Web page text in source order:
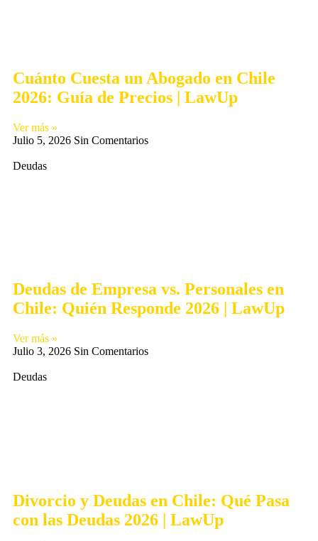
Cuánto Cuesta un Abogado en Chile
2026: Guía de Precios | LawUp
Ver más »
Julio 5, 2026 Sin Comentarios
Deudas
Deudas de Empresa vs. Personales en
Chile: Quién Responde 2026 | LawUp
Ver más »
Julio 3, 2026 Sin Comentarios
Deudas
Divorcio y Deudas en Chile: Qué Pasa
con las Deudas 2026 | LawUp